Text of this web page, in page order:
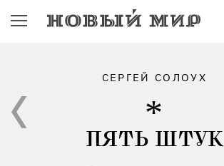
СЕРГЕЙ СОЛОУХ
ПЯТЬ ШТУК